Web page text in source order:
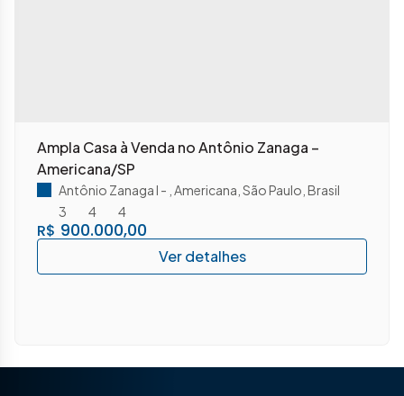
Ampla Casa à Venda no Antônio Zanaga –
Americana/SP
R$ 900.000,00
Antônio Zanaga I Americana São Paulo Brasil
3
4 4